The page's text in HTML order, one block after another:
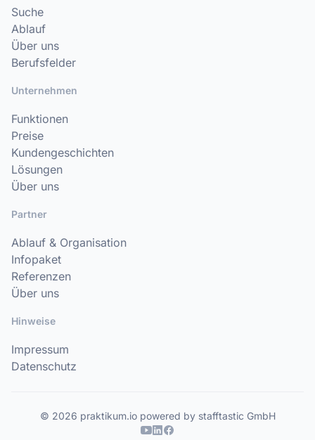
Suche
Ablauf
Über uns
Berufsfelder
Unternehmen
Funktionen
Preise
Kundengeschichten
Lösungen
Über uns
Partner
Ablauf & Organisation
Infopaket
Referenzen
Über uns
Hinweise
Impressum
Datenschutz
© 2026 praktikum.io powered by stafftastic GmbH